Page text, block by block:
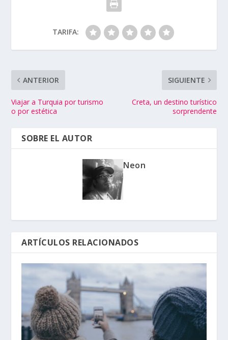
TARIFA:
ANTERIOR
Viajar a Turquia por turismo
o por estética
SIGUIENTE
Creta, un destino turístico
sorprendente
SOBRE EL AUTOR
Neon
ARTÍCULOS RELACIONADOS